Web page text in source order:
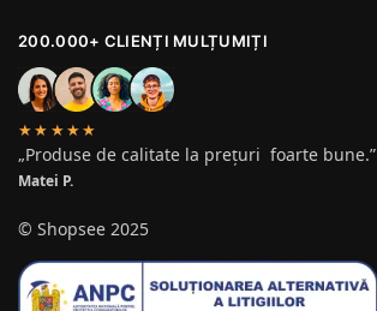
200.000+ CLIENȚI MULȚUMIȚI
★★★★★
„Produse de calitate la prețuri foarte bune.”
Matei P.
© Shopsee 2025